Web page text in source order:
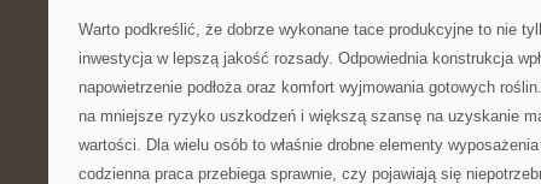
Warto podkreślić, że dobrze wykonane tace produkcyjne to nie
inwestycja w lepszą jakość rozsady. Odpowiednia konstrukcja
napowietrzenie podłoża oraz komfort wyjmowania gotowych
na mniejsze ryzyko uszkodzeń i większą szansę na uzyskanie
wartości. Dla wielu osób to właśnie drobne elementy
codzienna praca przebiega sprawnie, czy pojawiają się